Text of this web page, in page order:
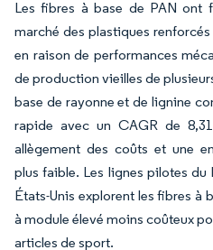
Les fibres à base de PAN ont
marché des plastiques
en raison de performances
de production vieilles de
base de rayonne et de lignine
rapide avec un CAGR de
allègement des coûts et une
plus faible. Les lignes pilotes
États-Unis explorent les fibres à
à module élevé moins coûteux
articles de sport.